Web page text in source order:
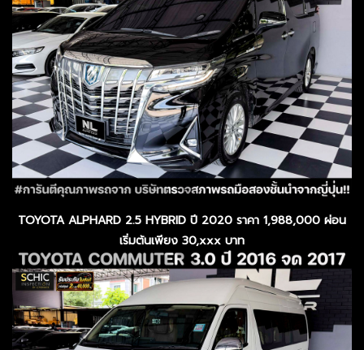
TOYOTA ALPHARD 2.5 HYBRID ปี 2020 ราคา 1,988,000 ผ่อน
เริ่มต้นเพียง 30,xxx บาท